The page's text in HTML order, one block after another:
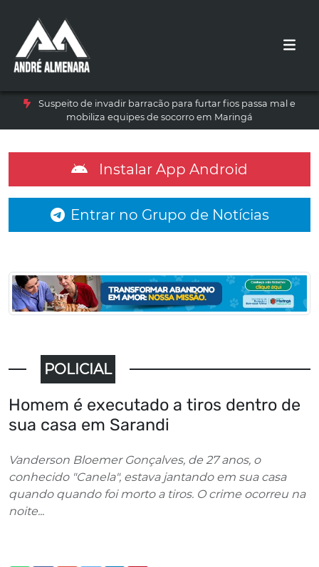
Suspeito de invadir barracão para furtar fios passa mal e
mobiliza equipes de socorro em Maringá
Instalar App Android
Entrar no Grupo de Notícias
POLICIAL
Homem é executado a tiros dentro de
sua casa em Sarandi
Vanderson Bloemer Gonçalves, de 27 anos, o
conhecido "Canela", estava jantando em sua casa
quando quando foi morto a tiros. O crime ocorreu na
noite...